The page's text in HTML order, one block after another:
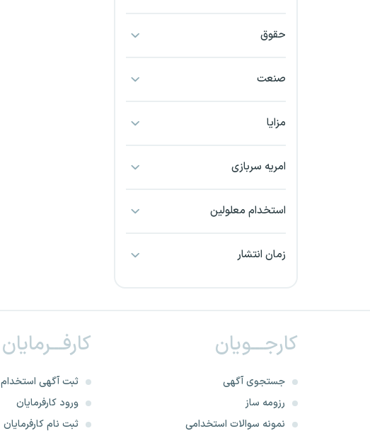
بندرعباس
خراسان شمالی
خرم آباد
خوزستان
حقوق
صنعت
مزایا
امریه سربازی
استخدام معلولین
زمان انتشار
کارجـــویان
جستجوی آگهی
رزومه ساز
نمونه سوالات استخدامی
کارفـــرمایان
ثبت آگهی استخدام
ورود کارفرمایان
ثبت نام کارفرمایان